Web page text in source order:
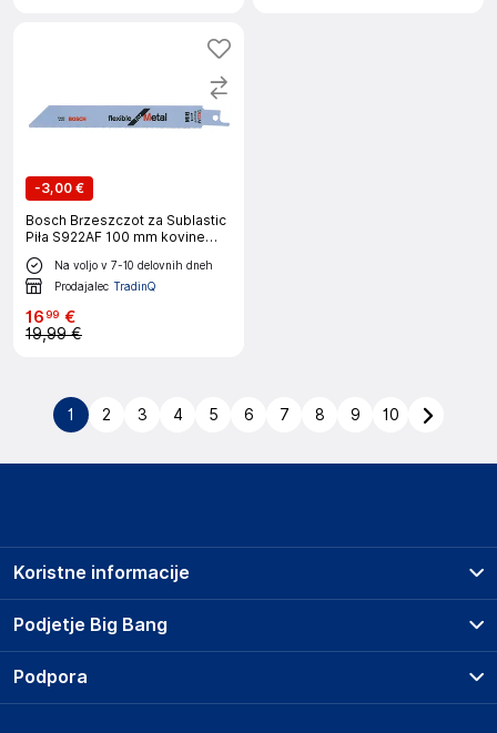
-3,00 €
Bosch Brzeszczot za Sublastic
Piła S922AF 100 mm kovine
5pcs
Na voljo v 7-10 delovnih dneh
Prodajalec TradinQ
1699 €
19,99 €
1 2 3 4 5 6 7 8 9 10
Podjetje Big Bang
O podjetju
Koristne informacije
Prodajna mesta
Storitve
Dostava, vnos in odvoz
Podpora